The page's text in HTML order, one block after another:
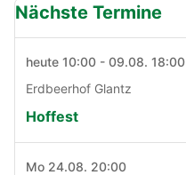
Nächste Termine
heute 10:00 - 09.08. 18:00
Erdbeerhof Glantz
Hoffest
Mo 24.08. 20:00